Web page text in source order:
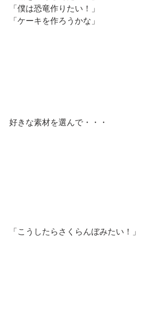
「僕は恐竜作りたい！」
「ケーキを作ろうかな」
好きな素材を選んで・・・
「こうしたらさくらんぼみたい！」